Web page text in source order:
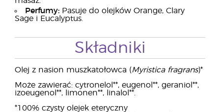
Perfumy: Pasuje do olejków Orange, Clary
Sage i Eucalyptus.
Składniki
Olej z nasion muszkatołowca (Myristica fragrans)*
Może zawierać: cytronelol**, eugenol**, geraniol**,
izoeugenol**, limonen**, linalol**.
*100% czysty olejek eteryczny